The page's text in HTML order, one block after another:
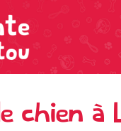
chien à